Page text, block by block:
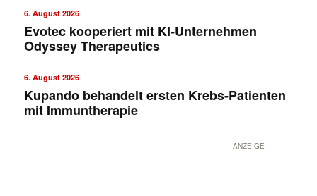
6. August 2026
Evotec kooperiert mit KI-Unternehmen
Odyssey Therapeutics
6. August 2026
Kupando behandelt ersten Krebs-Patienten
mit Immuntherapie
ANZEIGE